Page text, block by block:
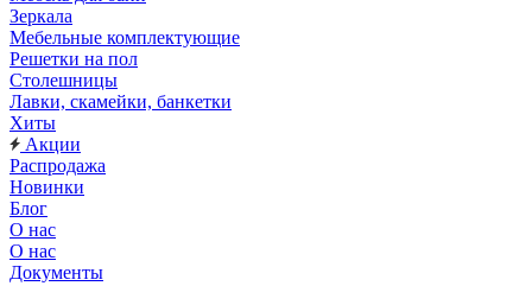
Зеркала
Мебельные комплектующие
Решетки на пол
Столешницы
Лавки, скамейки, банкетки
Хиты
Акции
Распродажа
Новинки
Блог
О нас
О нас
Документы